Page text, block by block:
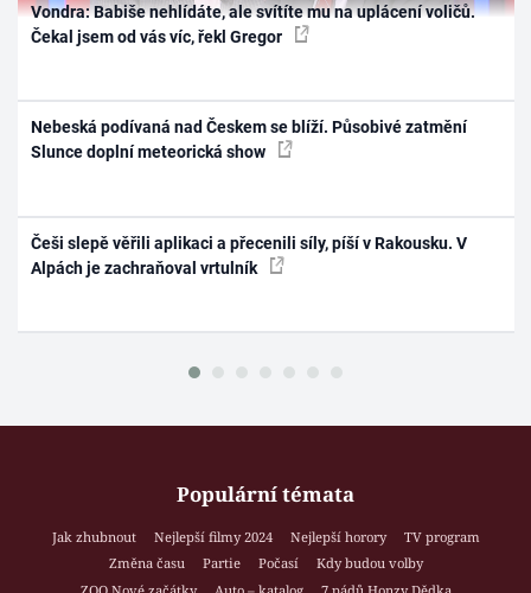
Vondra: Babiše nehlídáte, ale svítíte mu na uplácení voličů.
Čekal jsem od vás víc, řekl Gregor
Nebeská podívaná nad Českem se blíží. Působivé zatmění
Slunce doplní meteorická show
Češi slepě věřili aplikaci a přecenili síly, píší v Rakousku. V
Alpách je zachraňoval vrtulník
Populární témata
Jak zhubnout Nejlepší filmy 2024 Nejlepší horory
TV program
Změna času
Partie Počasí
Kdy budou volby